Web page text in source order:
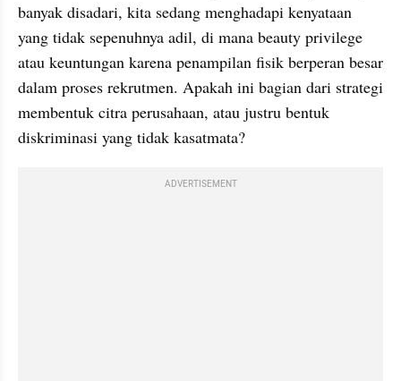
banyak disadari, kita sedang menghadapi kenyataan
yang tidak sepenuhnya adil, di mana beauty privilege
atau keuntungan karena penampilan fisik berperan besar
dalam proses rekrutmen. Apakah ini bagian dari strategi
membentuk citra perusahaan, atau justru bentuk
diskriminasi yang tidak kasatmata?
ADVERTISEMENT